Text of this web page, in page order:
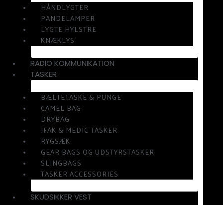
HÅNDLYGTER
PANDELAMPER
LYGTE HYLSTRE
KNÆKLYS
RADIO KOMMUNIKATION
TASKER
BÆLTETASKE & PUNGE
CAMEL BAG
DRYBAG
IFAK & MEDIC TASKER
RYGSÆK
GEAR BAGS OG UDSTYRSTASKER
SLINGBAGS
TASKER ACCESSORIES
SKUDSIKKER VEST